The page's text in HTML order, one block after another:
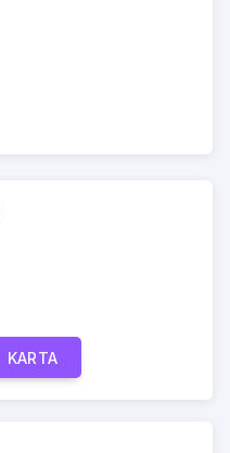
KARTA